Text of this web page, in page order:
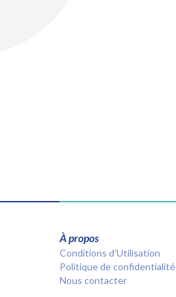
À propos
Conditions d’Utilisation
Politique de confidentialité
Nous contacter